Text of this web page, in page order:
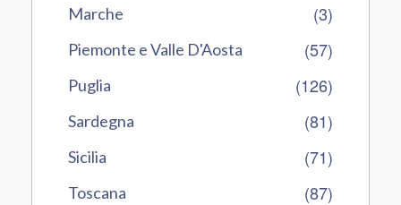
Marche (3)
Piemonte e Valle D'Aosta (57)
Puglia (126)
Sardegna (81)
Sicilia (71)
Toscana (87)